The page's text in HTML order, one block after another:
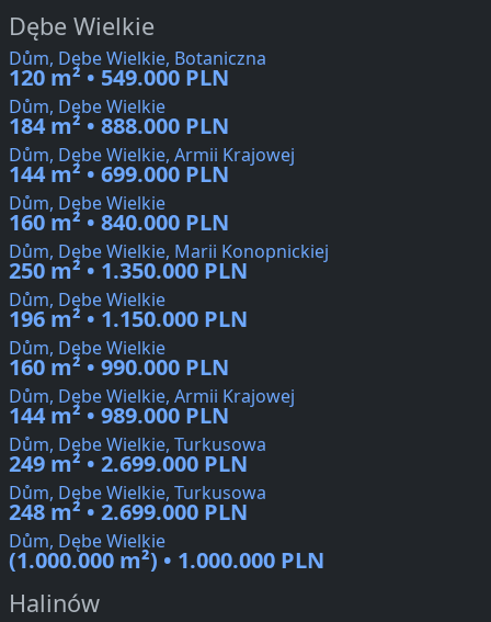
Dębe Wielkie
Dům, Dębe Wielkie, Botaniczna
120 m² • 549.000 PLN
Dům, Dębe Wielkie
184 m² • 888.000 PLN
Dům, Dębe Wielkie, Armii Krajowej
144 m² • 699.000 PLN
Dům, Dębe Wielkie
160 m² • 840.000 PLN
Dům, Dębe Wielkie, Marii Konopnickiej
250 m² • 1.350.000 PLN
Dům, Dębe Wielkie
196 m² • 1.150.000 PLN
Dům, Dębe Wielkie
160 m² • 990.000 PLN
Dům, Dębe Wielkie, Armii Krajowej
144 m² • 989.000 PLN
Dům, Dębe Wielkie, Turkusowa
249 m² • 2.699.000 PLN
Dům, Dębe Wielkie, Turkusowa
248 m² • 2.699.000 PLN
Dům, Dębe Wielkie
(1.000.000 m²) • 1.000.000 PLN
Halinów